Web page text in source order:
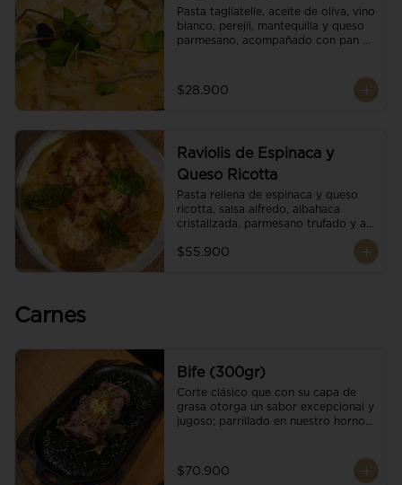
Pasta tagliatelle, aceite de oliva, vino
blanco, perejil, mantequilla y queso
parmesano, acompañado con pan
$28.900
Raviolis de Espinaca y
Queso Ricotta
Pasta rellena de espinaca y queso
ricotta, salsa alfredo, albahaca
cristalizada, parmesano trufado y ajo
$55.900
Carnes
Bife (300gr)
Corte clásico que con su capa de
grasa otorga un sabor excepcional y
jugoso; parrillado en nuestro horno
cristales de sal y mantequilla de ajo
y pimientos. Una guarnición a
$70.900